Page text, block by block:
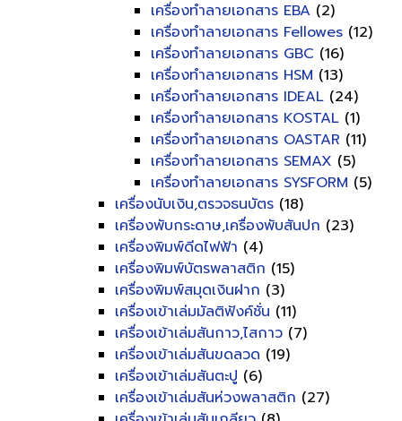
เครื่องทำลายเอกสาร EBA (2)
เครื่องทำลายเอกสาร Fellowes (12)
เครื่องทำลายเอกสาร GBC (16)
เครื่องทำลายเอกสาร HSM (13)
เครื่องทำลายเอกสาร IDEAL (24)
เครื่องทำลายเอกสาร KOSTAL (1)
เครื่องทำลายเอกสาร OASTAR (11)
เครื่องทำลายเอกสาร SEMAX (5)
เครื่องทำลายเอกสาร SYSFORM (5)
เครื่องนับเงิน,ตรวจธนบัตร (18)
เครื่องพับกระดาษ,เครื่องพับสันปก (23)
เครื่องพิมพ์ดีดไฟฟ้า (4)
เครื่องพิมพ์บัตรพลาสติก (15)
เครื่องพิมพ์สมุดเงินฝาก (3)
เครื่องเข้าเล่มมัลติฟังค์ชั่น (11)
เครื่องเข้าเล่มสันกาว,ไสกาว (7)
เครื่องเข้าเล่มสันขดลวด (19)
เครื่องเข้าเล่มสันตะปู (6)
เครื่องเข้าเล่มสันห่วงพลาสติก (27)